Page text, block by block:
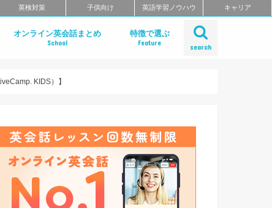
英検対策 子供向け 英語学習ノウハウ キャリア
search
オンライン英会話まとめ
School
特徴で選ぶ
Feature
KIDS）】